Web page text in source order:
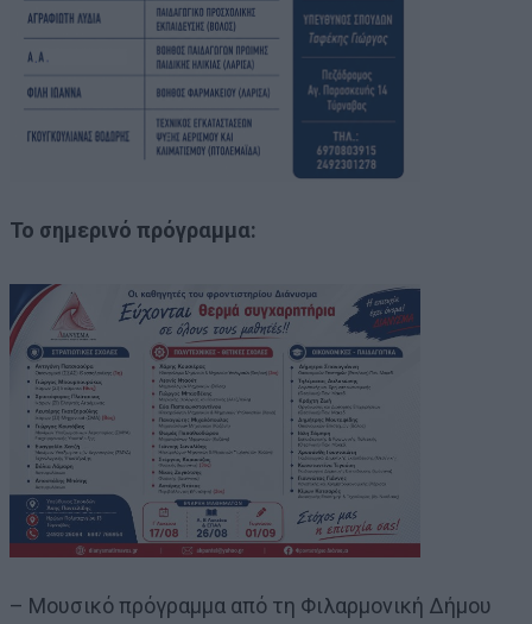
Το σημερινό πρόγραμμα:
– Μουσικό πρόγραμμα από τη Φιλαρμονική Δήμου